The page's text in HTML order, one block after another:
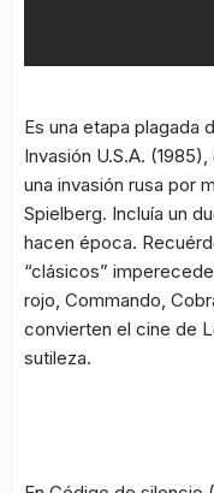
Es una etapa plagada
Invasión U.S.A.
una invasión rusa por
Spielberg. Incluía un
hacen época.
“clásicos”
rojo Commando
convierten el cine de
sutileza.